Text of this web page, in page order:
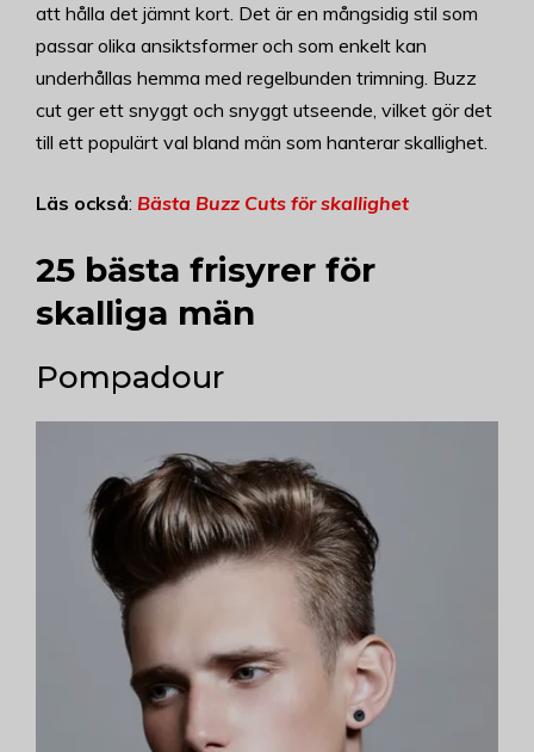
att hålla det jämnt kort. Det är en mångsidig stil som
passar olika ansiktsformer och som enkelt kan
underhållas hemma med regelbunden trimning. Buzz
cut ger ett snyggt och snyggt utseende, vilket gör det
till ett populärt val bland män som hanterar skallighet.
Läs också: Bästa Buzz Cuts för skallighet
25 bästa frisyrer för
skalliga män
Pompadour